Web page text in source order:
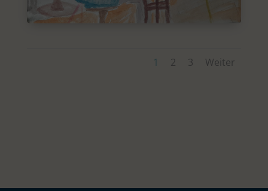
1 2 3 Weiter